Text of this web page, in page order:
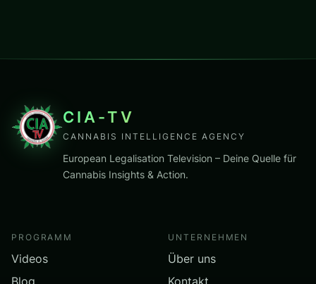
CIA-TV
CANNABIS INTELLIGENCE AGENCY
European Legalisation Television – Deine Quelle für
Cannabis Insights & Action.
PROGRAMM
Videos
UNTERNEHMEN
Über uns